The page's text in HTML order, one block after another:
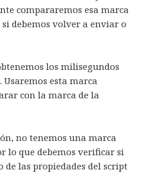
compararemos esa marca
debemos volver a enviar o
los milisegundos
Usaremos esta marca
con la marca de la
no tenemos una marca
lo que debemos verificar si
las propiedades del script